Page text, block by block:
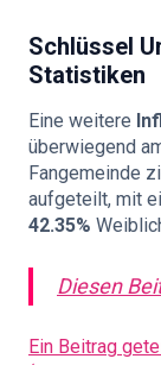
Schlüssel
Statistiken
Eine weitere
überwiegend
Fangemeinde
aufgeteilt, mit
42.35%
Diesen
Ein Beitrag